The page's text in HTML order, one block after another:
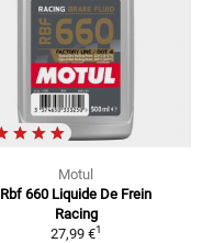
Motul
Rbf 660 Liquide De Frein
Racing
27,99 €1